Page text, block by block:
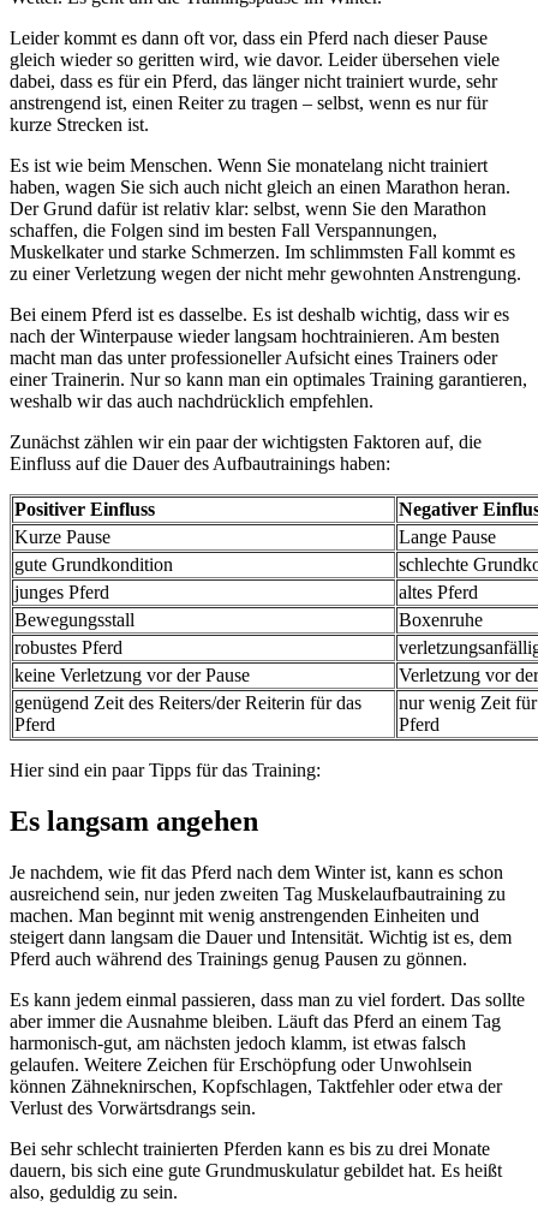
Leider kommt es dann oft vor, dass ein Pferd nach dieser Pause
gleich wieder so geritten wird, wie davor. Leider übersehen viele
dabei, dass es für ein Pferd, das länger nicht trainiert wurde, sehr
anstrengend ist, einen Reiter zu tragen – selbst, wenn es nur für
kurze Strecken ist.
Es ist wie beim Menschen. Wenn Sie monatelang nicht trainiert
haben, wagen Sie sich auch nicht gleich an einen Marathon heran.
Der Grund dafür ist relativ klar: selbst, wenn Sie den Marathon
schaffen, die Folgen sind im besten Fall Verspannungen,
Muskelkater und starke Schmerzen. Im schlimmsten Fall kommt es
zu einer Verletzung wegen der nicht mehr gewohnten Anstrengung.
Bei einem Pferd ist es dasselbe. Es ist deshalb wichtig, dass wir es
nach der Winterpause wieder langsam hochtrainieren. Am besten
macht man das unter professioneller Aufsicht eines Trainers oder
einer Trainerin. Nur so kann man ein optimales Training garantieren,
weshalb wir das auch nachdrücklich empfehlen.
Zunächst zählen wir ein paar der wichtigsten Faktoren auf, die
Einfluss auf die Dauer des Aufbautrainings haben:
Positiver Einfluss
Negativer
Kurze Pause
Lange Pause
gute Grundkondition
schlechte
junges Pferd
altes Pferd
Bewegungsstall
Boxenruhe
robustes Pferd
keine Verletzung vor der Pause
Verletzung vor
genügend Zeit des Reiters/der Reiterin für das
Pferd
nur wenig Zeit für
Pferd
Hier sind ein paar Tipps für das Training:
Es langsam angehen
Je nachdem, wie fit das Pferd nach dem Winter ist, kann es schon
ausreichend sein, nur jeden zweiten Tag Muskelaufbautraining zu
machen. Man beginnt mit wenig anstrengenden Einheiten und
steigert dann langsam die Dauer und Intensität. Wichtig ist es, dem
Pferd auch während des Trainings genug Pausen zu gönnen.
Es kann jedem einmal passieren, dass man zu viel fordert. Das sollte
aber immer die Ausnahme bleiben. Läuft das Pferd an einem Tag
harmonisch-gut, am nächsten jedoch klamm, ist etwas falsch
gelaufen. Weitere Zeichen für Erschöpfung oder Unwohlsein
können Zähneknirschen, Kopfschlagen, Taktfehler oder etwa der
Verlust des Vorwärtsdrangs sein.
Bei sehr schlecht trainierten Pferden kann es bis zu drei Monate
dauern, bis sich eine gute Grundmuskulatur gebildet hat. Es heißt
also, geduldig zu sein.